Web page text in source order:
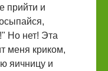
прийти и
Но нет! Эта
меня криком,
яичницу и